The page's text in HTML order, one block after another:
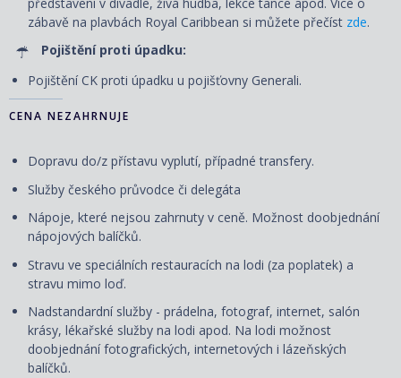
zábavě na plavbách Royal Caribbean si můžete přečíst zde.
Pojištění proti úpadku:
Pojištění CK proti úpadku u pojišťovny Generali.
CENA NEZAHRNUJE
Dopravu do/z přístavu vyplutí, případné transfery.
Služby českého průvodce či delegáta
Nápoje, které nejsou zahrnuty v ceně. Možnost doobjednání
nápojových balíčků.
Stravu ve speciálních restauracích na lodi (za poplatek) a
stravu mimo loď.
Nadstandardní služby - prádelna, fotograf, internet, salón
krásy, lékařské služby na lodi apod. Na lodi možnost
doobjednání fotografických, internetových i lázeňských
balíčků.